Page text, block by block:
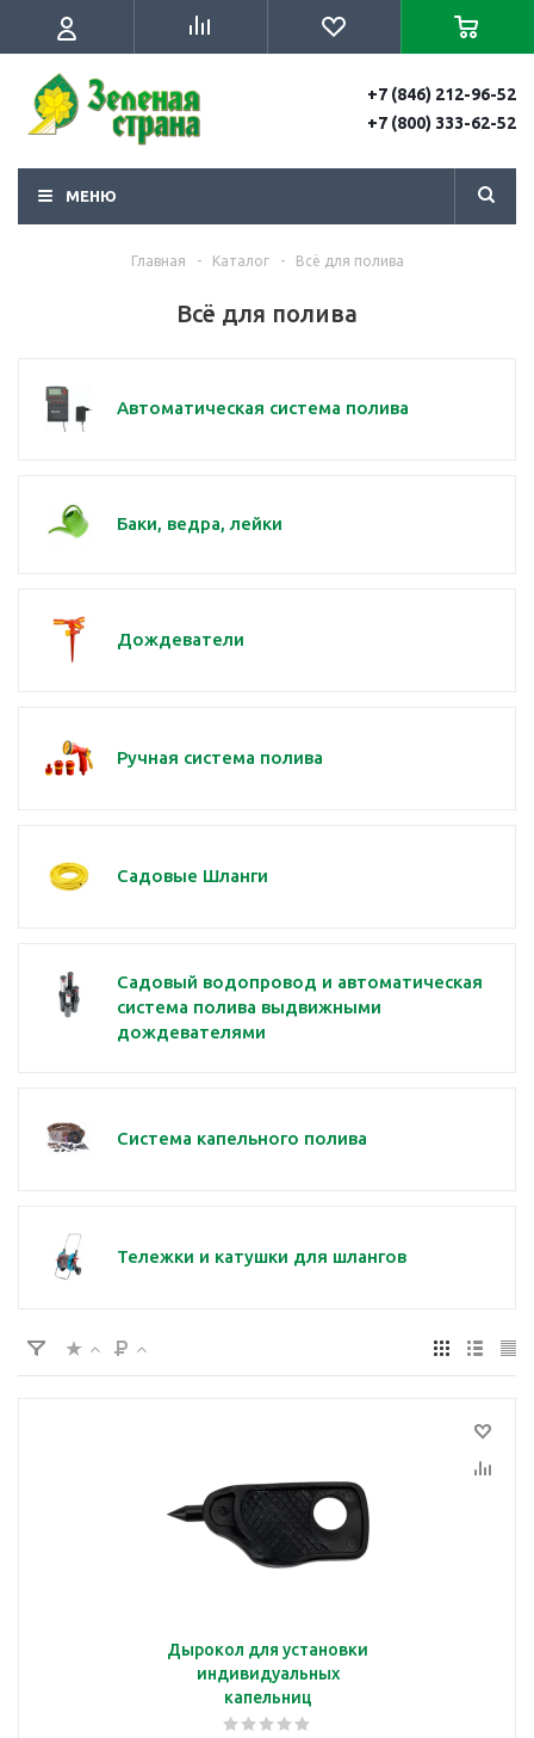
+7 (846) 212-96-52
+7 (800) 333-62-52
МЕНЮ
Главная - Каталог - Всё для полива
Всё для полива
Автоматическая система полива
Баки, ведра, лейки
Дождеватели
Ручная система полива
Садовые Шланги
Садовый водопровод и автоматическая
система полива выдвижными
дождевателями
Система капельного полива
Тележки и катушки для шлангов
Дырокол для установки
индивидуальных
капельниц